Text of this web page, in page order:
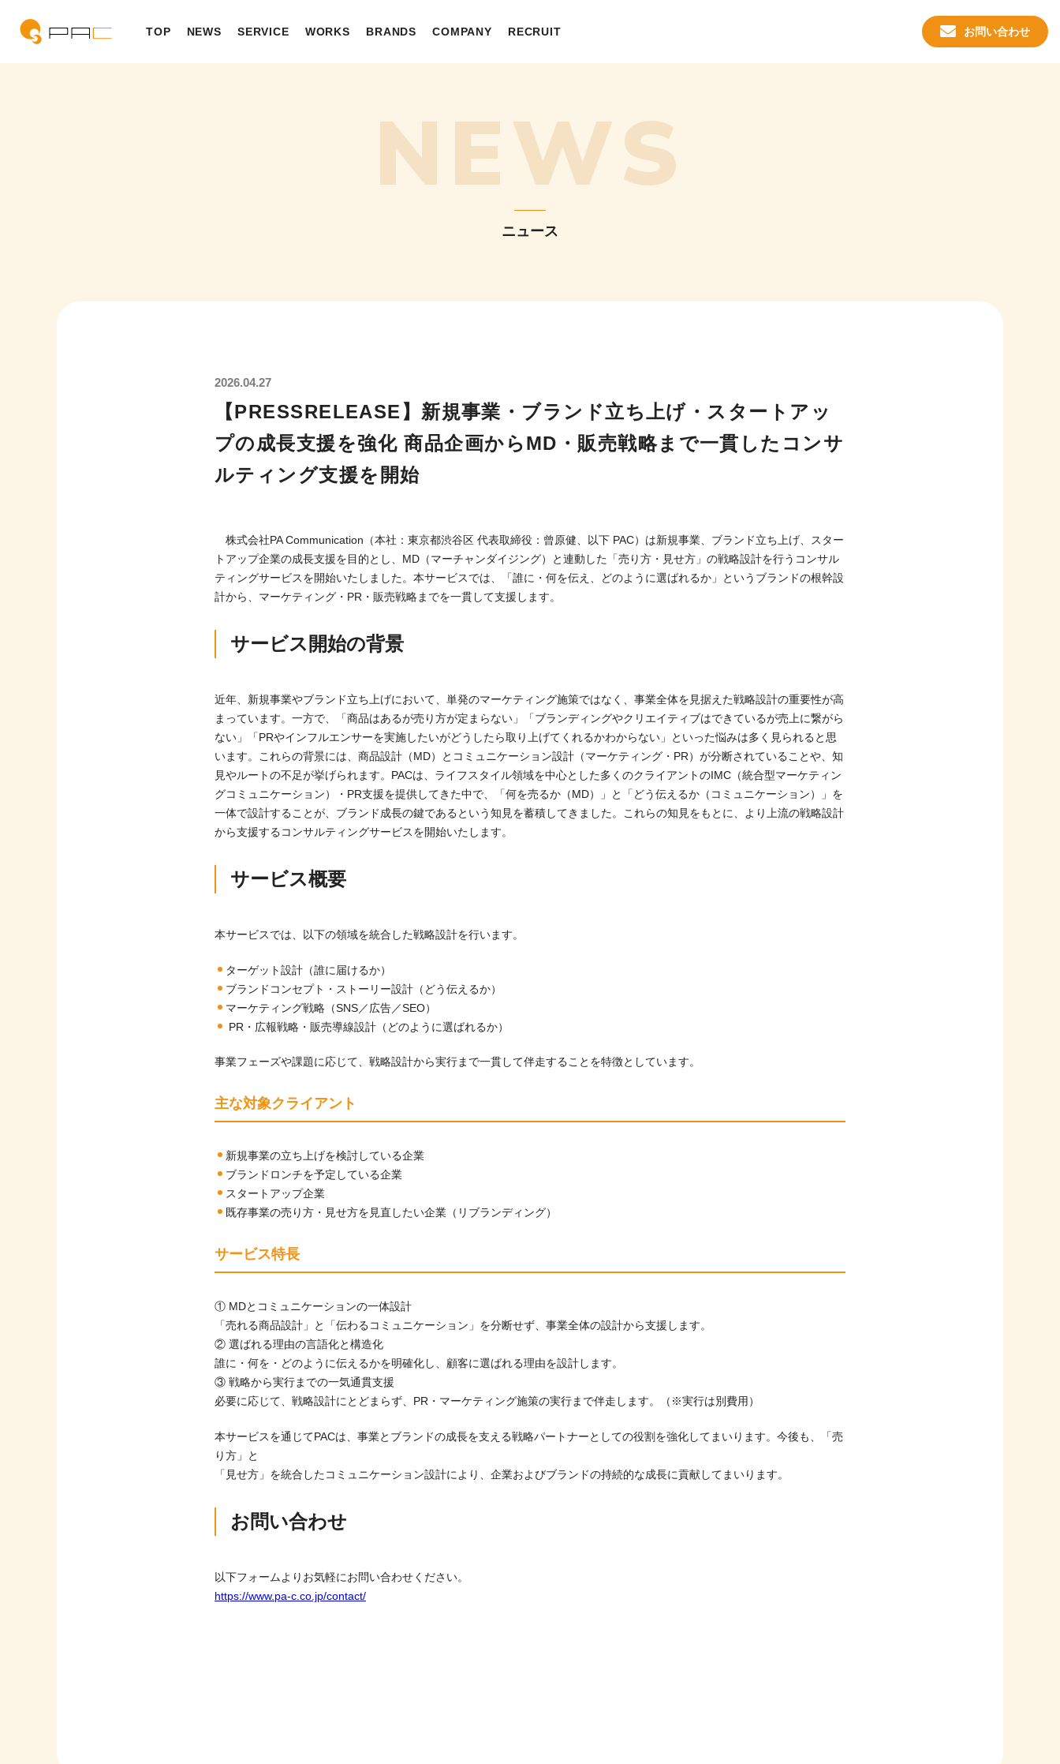
TOP NEWS SERVICE WORKS BRANDS COMPANY RECRUIT お問い合わせ
NEWS
ニュース
2026.04.27
【PRESSRELEASE】新規事業・ブランド立ち上げ・スタートアッ
プの成長支援を強化 商品企画からMD・販売戦略まで一貫したコンサ
ルティング支援を開始
株式会社PA Communication（本社：東京都渋谷区 代表取締役：曾原健、以下 PAC）は新規事業、ブランド立ち上げ、スター
トアップ企業の成長支援を目的とし、MD（マーチャンダイジング）と連動した「売り方・見せ方」の戦略設計を行うコンサル
ティングサービスを開始いたしました。本サービスでは、「誰に・何を伝え、どのように選ばれるか」というブランドの根幹設
計から、マーケティング・PR・販売戦略までを一貫して支援します。
サービス開始の背景
近年、新規事業やブランド立ち上げにおいて、単発のマーケティング施策ではなく、事業全体を見据えた戦略設計の重要性が高
まっています。一方で、「商品はあるが売り方が定まらない」「ブランディングやクリエイティブはできているが売上に繋がら
ない」「PRやインフルエンサーを実施したいがどうしたら取り上げてくれるかわからない」といった悩みは多く見られると思
います。これらの背景には、商品設計（MD）とコミュニケーション設計（マーケティング・PR）が分断されていることや、知
見やルートの不足が挙げられます。PACは、ライフスタイル領域を中心とした多くのクライアントのIMC（統合型マーケティン
グコミュニケーション）・PR支援を提供してきた中で、「何を売るか（MD）」と「どう伝えるか（コミュニケーション）」を
一体で設計することが、ブランド成長の鍵であるという知見を蓄積してきました。これらの知見をもとに、より上流の戦略設計
から支援するコンサルティングサービスを開始いたします。
サービス概要
本サービスでは、以下の領域を統合した戦略設計を行います。
ターゲット設計（誰に届けるか）
ブランドコンセプト・ストーリー設計（どう伝えるか）
マーケティング戦略（SNS／広告／SEO）
PR・広報戦略・販売導線設計（どのように選ばれるか）
事業フェーズや課題に応じて、戦略設計から実行まで一貫して伴走することを特徴としています。
主な対象クライアント
新規事業の立ち上げを検討している企業
ブランドロンチを予定している企業
スタートアップ企業
既存事業の売り方・見せ方を見直したい企業（リブランディング）
サービス特長
① MDとコミュニケーションの一体設計
「売れる商品設計」と「伝わるコミュニケーション」を分断せず、事業全体の設計から支援します。
② 選ばれる理由の言語化と構造化
誰に・何を・どのように伝えるかを明確化し、顧客に選ばれる理由を設計します。
③ 戦略から実行までの一気通貫支援
必要に応じて、戦略設計にとどまらず、PR・マーケティング施策の実行まで伴走します。（※実行は別費用）
本サービスを通じてPACは、事業とブランドの成長を支える戦略パートナーとしての役割を強化してまいります。今後も、「売
り方」と
「見せ方」を統合したコミュニケーション設計により、企業およびブランドの持続的な成長に貢献してまいります。
お問い合わせ
以下フォームよりお気軽にお問い合わせください。
https://www.pa-c.co.jp/contact/